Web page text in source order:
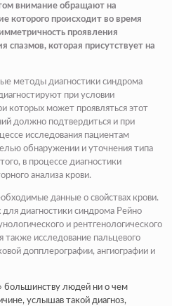
внимание обращают на
которого происходит во время
проявления
спазмов, которая присутствует на
методы диагностики синдрома
при условии
которых может проявляться этот
должно подтвердиться и при
исследования пациентам
обнаружении и уточнения типа
в процессе диагностики
анализа крови.
данные о свойствах крови.
диагностики синдрома Рейно
и рентгенологического
также исследование пальцевого
допплерографии, ангиографии и
большинству людей ни о чем
услышав такой диагноз,